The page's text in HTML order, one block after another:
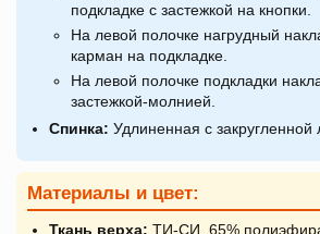
подкладке с застежкой на кнопки.
На левой полочке нагрудный
карман на подкладке.
На левой полочке подкладки
застежкой-молнией.
Спинка: Удлиненная с закругленной
Материалы и цвет:
Ткань верха: ТИ-СИ, 65%